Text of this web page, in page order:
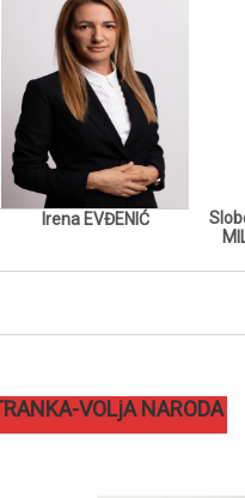
Irena EVĐENIĆ
VOLjA NARODA